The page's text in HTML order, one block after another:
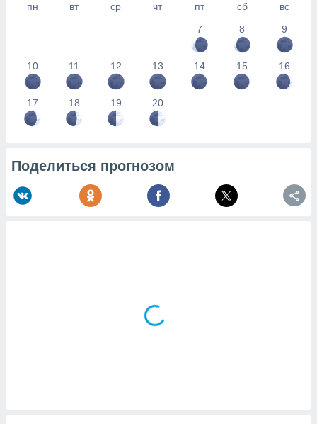
пн вт ср чт пт сб
вс
7
8 9
10 11 12 13 14 15 16
17 18 19 20
Поделиться прогнозом